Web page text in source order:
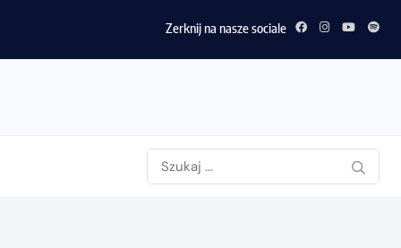
Zerknij na nasze sociale